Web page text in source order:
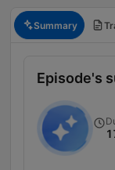
Summary
Episode's